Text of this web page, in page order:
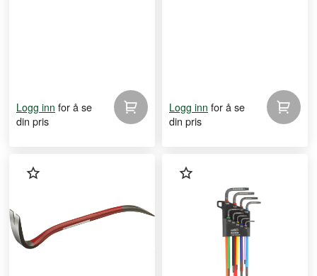
Logg inn for å se
din pris
Logg inn for å se
din pris